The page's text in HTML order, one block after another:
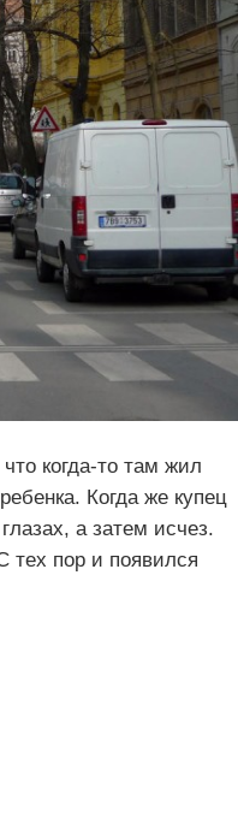
когда-то там жил
Когда же купец
а затем исчез.
тех пор и появился